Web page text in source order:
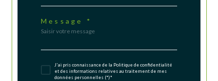
Message *
J'ai pris connaissance de la Politique de confidentialité
et des informations relatives au traitement de mes
données personnelles (*)*